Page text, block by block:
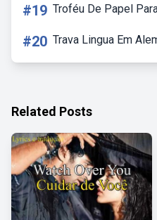
#19 Troféu De Papel
#20 Trava Lingua Em
Related Posts